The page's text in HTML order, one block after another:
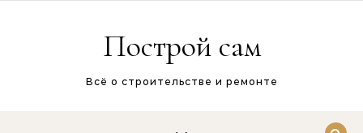
Построй сам
Всё о строительстве и ремонте